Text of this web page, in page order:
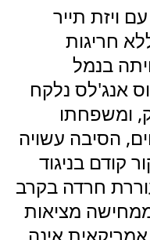
ויזת תייר
חריגות
בנמל
אנג'לס נלקח
ומשפחתו
הסיבה עשויה
קודם בניגוד
חרדה בקרב
מציאות